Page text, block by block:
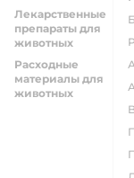
Лекарственные
препараты для
животных
Расходные
материалы для
животных